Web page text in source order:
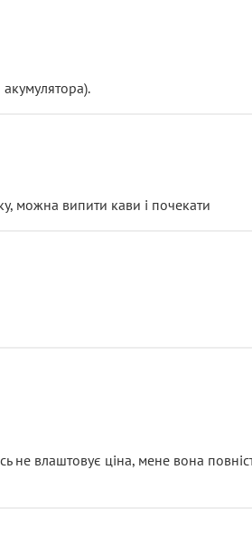
можна випити кави і почекати
влаштовує ціна, мене вона